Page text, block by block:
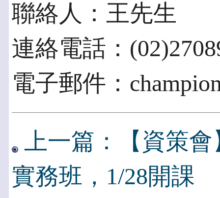
聯絡人：王先生
連絡電話：
電子郵件：
上一篇：【資策
實務班，1/28開課